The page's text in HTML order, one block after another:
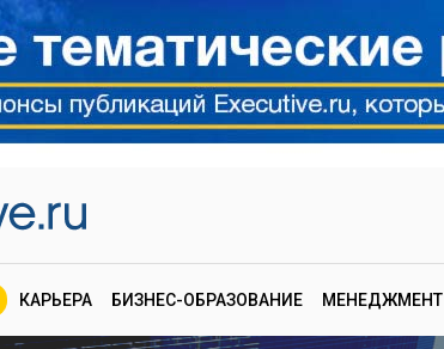
КАРЬЕРА БИЗНЕС-ОБРАЗОВАНИЕ МЕНЕДЖМЕНТ